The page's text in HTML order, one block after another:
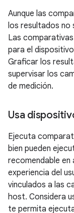
Aunque las
los resultados
Las
para el
Graficar los
supervisar los
de medición.
Usa
Ejecuta
bien pueden
recomendable en
experiencia del
vinculados a las
host. Considera
te permita